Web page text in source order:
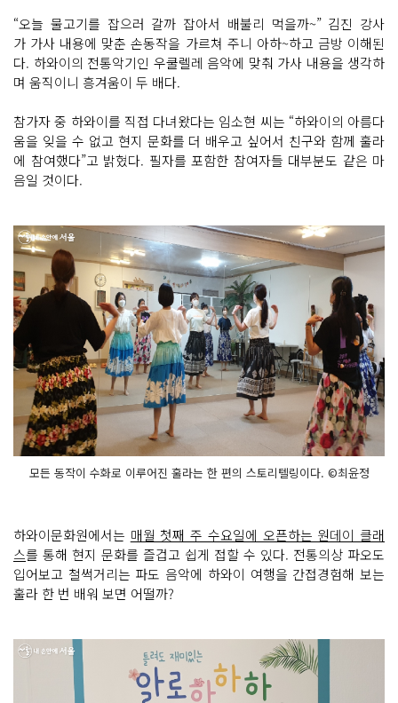
“오늘 물고기를 잡으러 갈까 잡아서 배불리 먹을까~” 김진 강사
가 가사 내용에 맞춘 손동작을 가르쳐 주니 아하~하고 금방 이해된
다. 하와이의 전통악기인 우쿨렐레 음악에 맞춰 가사 내용을 생각하
며 움직이니 흥겨움이 두 배다.
참가자 중 하와이를 직접 다녀왔다는 임소현 씨는 “하와이의 아름다
움을 잊을 수 없고 현지 문화를 더 배우고 싶어서 친구와 함께 훌라
에 참여했다”고 밝혔다. 필자를 포함한 참여자들 대부분도 같은 마
음일 것이다.
모든 동작이 수화로 이루어진 훌라는 한 편의 스토리텔링이다. ©최윤정
하와이문화원에서는 매월 첫째 주 수요일에 오픈하는 원데이 클래
스를 통해 현지 문화를 즐겁고 쉽게 접할 수 있다. 전통의상 파오도
입어보고 철썩거리는 파도 음악에 하와이 여행을 간접경험해 보는
훌라 한 번 배워 보면 어떨까?